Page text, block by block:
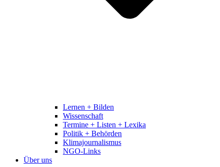
Lernen + Bilden
Wissenschaft
Termine + Listen + Lexika
Politik + Behörden
Klimajournalismus
NGO-Links
Über uns